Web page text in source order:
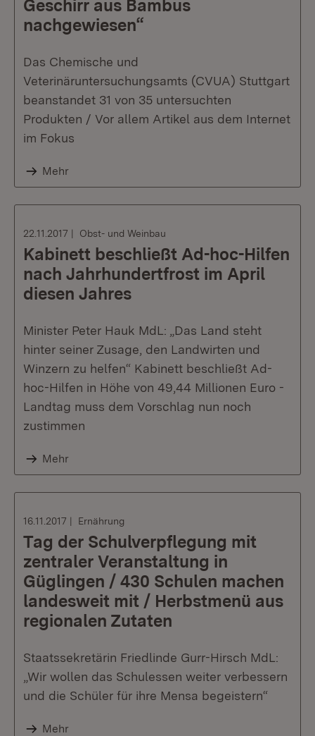
Geschirr aus Bambus
nachgewiesen“
Das Chemische und
Veterinäruntersuchungsamts (CVUA) Stuttgart
beanstandet 31 von 35 untersuchten
Produkten / Vor allem Artikel aus dem Internet
im Fokus
Mehr
22.11.2017 Obst- und Weinbau
Kabinett beschließt Ad-hoc-Hilfen
nach Jahrhundertfrost im April
diesen Jahres
Minister Peter Hauk MdL: „Das Land steht
hinter seiner Zusage, den Landwirten und
Winzern zu helfen“ Kabinett beschließt Ad-
hoc-Hilfen in Höhe von 49,44 Millionen Euro -
Landtag muss dem Vorschlag nun noch
zustimmen
Mehr
16.11.2017 Ernährung
Tag der Schulverpflegung mit
zentraler Veranstaltung in
Güglingen / 430 Schulen machen
landesweit mit / Herbstmenü aus
regionalen Zutaten
Staatssekretärin Friedlinde Gurr-Hirsch MdL:
„Wir wollen das Schulessen weiter verbessern
und die Schüler für ihre Mensa begeistern“
Mehr